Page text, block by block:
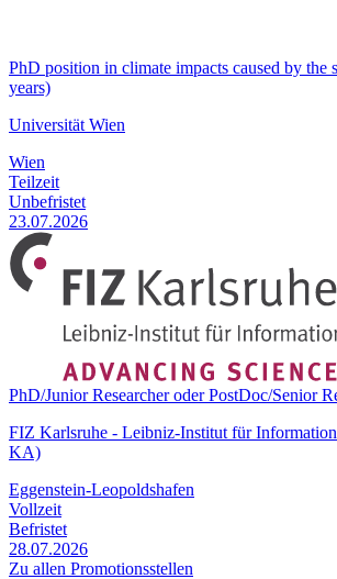
PhD position in climate impacts caused by the
years)
Universität Wien
Wien
Teilzeit
Unbefristet
23.07.2026
PhD/Junior Researcher oder PostDoc/Senior
FIZ Karlsruhe - Leibniz-Institut für
KA)
Eggenstein-Leopoldshafen
Vollzeit
Befristet
28.07.2026
Zu allen Promotionsstellen